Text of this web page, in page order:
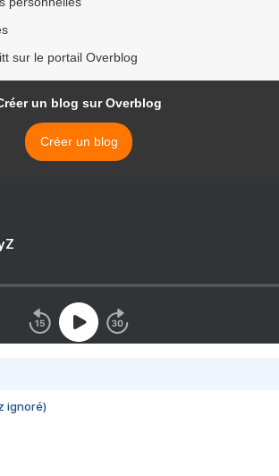
sur le portail Overblog
un blog sur Overblog
Créer un blog
ignoré)